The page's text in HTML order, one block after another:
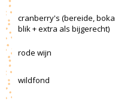
cranberry's (bereide,
blik + extra als bijgerecht)
rode wijn
wildfond